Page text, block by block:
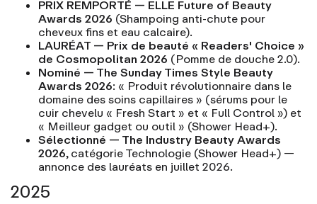
PRIX REMPORTÉ — ELLE Future of Beauty
Awards 2026 (Shampoing anti-chute pour
cheveux fins et eau calcaire).
LAURÉAT — Prix de beauté « Readers' Choice »
de Cosmopolitan 2026 (Pomme de douche 2.0).
Nominé — The Sunday Times Style Beauty
Awards 2026: « Produit révolutionnaire dans le
domaine des soins capillaires » (sérums pour le
cuir chevelu « Fresh Start » et « Full Control ») et
« Meilleur gadget ou outil » (Shower Head+).
Sélectionné — The Industry Beauty Awards
2026, catégorie Technologie (Shower Head+) —
annonce des lauréats en juillet 2026.
2025